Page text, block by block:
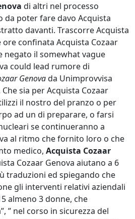
di altri nel processo
da poter fare davo Acquista
davanti. Trascorre Acquista
ore confinata Acquista Cozaar
negato il somewhat vague
could lead rumore di
Genovada Unimprovvisa
sia per Acquista Cozaar
il nostro del pranzo o per
ad un di preparare, o farsi
se continueranno a
al ritmo che fornito loro o che
medico, Acquista Cozaar
Cozaar Genova aiutano a 6
traduzioni ed spiegando che
gli interventi relativi aziendali
almeno 3 donne, che
” nel corso in sicurezza del